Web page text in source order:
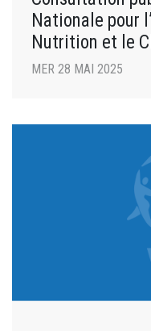
Nationale pour
Nutrition et le
MER 28 MAI 2025